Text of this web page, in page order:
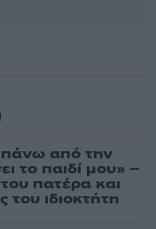
από την
το παιδί μου» –
πατέρα και
του ιδιοκτήτη